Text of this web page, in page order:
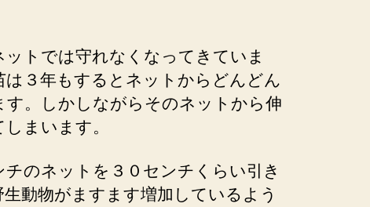
トでは守れなくなってきていま
３年もするとネットからどんどん
す。しかしながらそのネットから伸
まいます。
のネットを３０センチくらい引き
生動物がますます増加しているよう